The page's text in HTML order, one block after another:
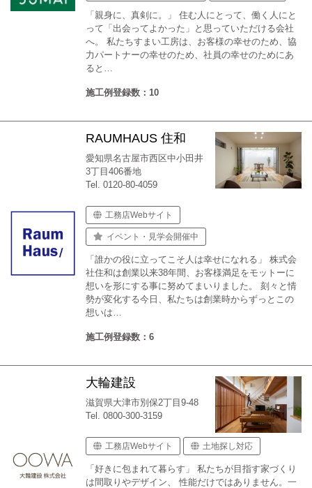
「親身に、真剣に。」 住む人にとって、働く人にと
って「出会ってよかった」と思っていただける会社
へ。 私たちすまい工房は、お客様の幸せのため、協
力パートナーの幸せのため、社員の幸せのためにあ
ると…
施工例登録数：10
RAUMHAUS 住和
愛知県名古屋市西区中小田井
3丁目406番地
Tel. 0120-80-4059
工務店Webサイト
イベント・見学会開催中
「誰かの役に立ってこそ人は幸せになれる」 株式会
社住和は創業以来38年間、お客様満足をモットーに
想いを形にする事に努めてまいりました。 刻々と情
勢が変化する今日、私たちは創業時からずっとこの
想いは…
施工例登録数：6
大輪建設
滋賀県大津市別保2丁目9-48
Tel. 0800-300-3159
工務店Webサイト 土地探し対応
「好きに包まれて暮らす」 私たちが目指す家づくり
は間取りやデザイン、 性能だけではありません。一